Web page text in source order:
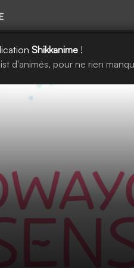
Shikkanime !
d'animés, pour ne rien